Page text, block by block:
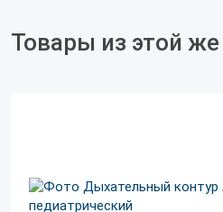
Товары из этой же